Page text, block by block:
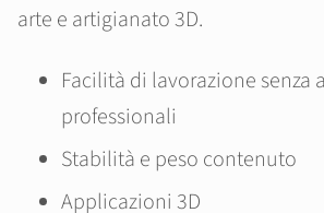
arte e artigianato 3D.
Facilità di lavorazione senza
professionali
Stabilità e peso contenuto
Applicazioni 3D